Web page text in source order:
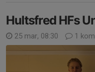
Hultsfred HFs
25 mar, 08:30 1